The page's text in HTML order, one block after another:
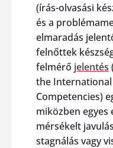
(írás-olvasási
és a
elmaradás
felnőttek
felmérő jelentés
the
Competencies)
miközben
mérsékelt
stagnálás vagy